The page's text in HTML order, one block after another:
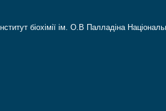
Інститут біохімії ім. О.В Палладіна